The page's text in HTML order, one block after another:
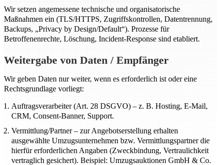
Wir setzen angemessene technische und organisatorische
Maßnahmen ein (TLS/HTTPS, Zugriffskontrollen, Datentrennung,
Backups, „Privacy by Design/Default“). Prozesse für
Betroffenenrechte, Löschung, Incident-Response sind etabliert.
Weitergabe von Daten / Empfänger
Wir geben Daten nur weiter, wenn es erforderlich ist oder eine
Rechtsgrundlage vorliegt:
Auftragsverarbeiter (Art. 28 DSGVO) – z. B. Hosting, E-Mail,
CRM, Consent-Banner, Support.
Vermittlung/Partner – zur Angebotserstellung erhalten
ausgewählte Umzugsunternehmen bzw. Vermittlungspartner die
hierfür erforderlichen Angaben (Zweckbindung, Vertraulichkeit
vertraglich gesichert). Beispiel: Umzugsauktionen GmbH & Co.